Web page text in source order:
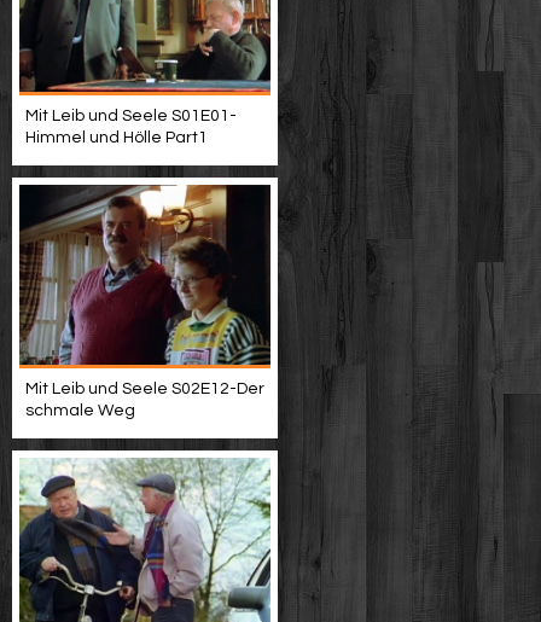
Mit Leib und Seele S01E01-
Himmel und Hölle Part1
Mit Leib und Seele S02E12-Der
schmale Weg